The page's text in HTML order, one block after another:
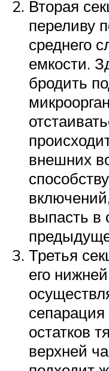
Вторая
переливу
среднего
емкости.
бродить
внешних
выпасть в
Третья
его
остатков
верхней